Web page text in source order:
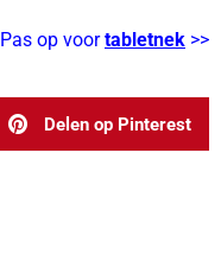
Pas op voortabletnek >>
Delen op Pinterest